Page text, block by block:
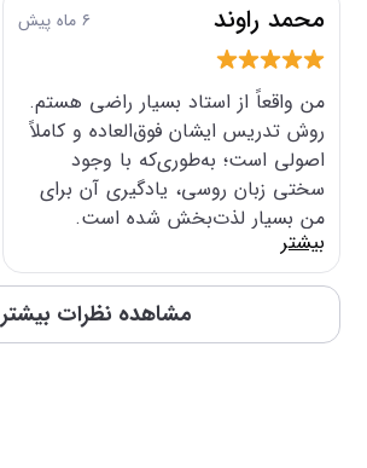
محمد راوند ۶ ماه پیش
من واقعاً از استاد بسیار راضی هستم.
روش تدریس ایشان فوق‌العاده و کاملاً
اصولی است؛ به‌طوری‌که با وجود
سختی زبان روسی، یادگیری آن برای
من بسیار لذت‌بخش شده است.
مطالب به شکل واضح و قابل فهم
آموزش داده می‌شوند و یادگیری بسیار
سریع اتفاق می‌افتد و در ذهن می‌ماند،
به‌طوری که نیازی به صرف زمان زیاد
بیشتر
مشاهده نظرات بیشتر